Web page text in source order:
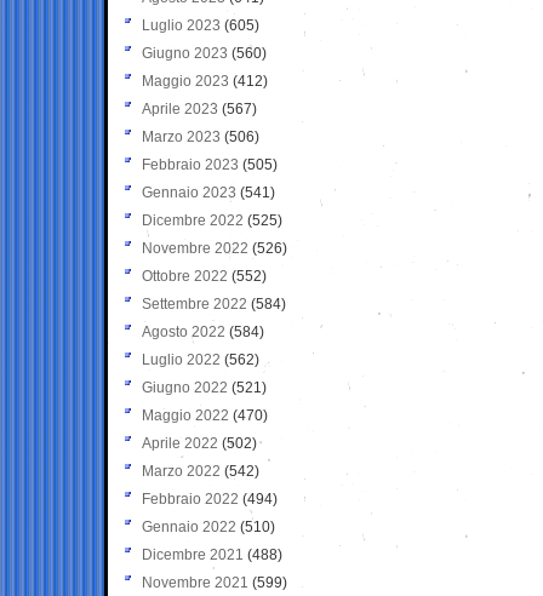
Luglio 2023 (605)
Giugno 2023 (560)
Maggio 2023 (412)
Aprile 2023 (567)
Marzo 2023 (506)
Febbraio 2023 (505)
Gennaio 2023 (541)
Dicembre 2022 (525)
Novembre 2022 (526)
Ottobre 2022 (552)
Settembre 2022 (584)
Agosto 2022 (584)
Luglio 2022 (562)
Giugno 2022 (521)
Maggio 2022 (470)
Aprile 2022 (502)
Marzo 2022 (542)
Febbraio 2022 (494)
Gennaio 2022 (510)
Dicembre 2021 (488)
Novembre 2021 (599)